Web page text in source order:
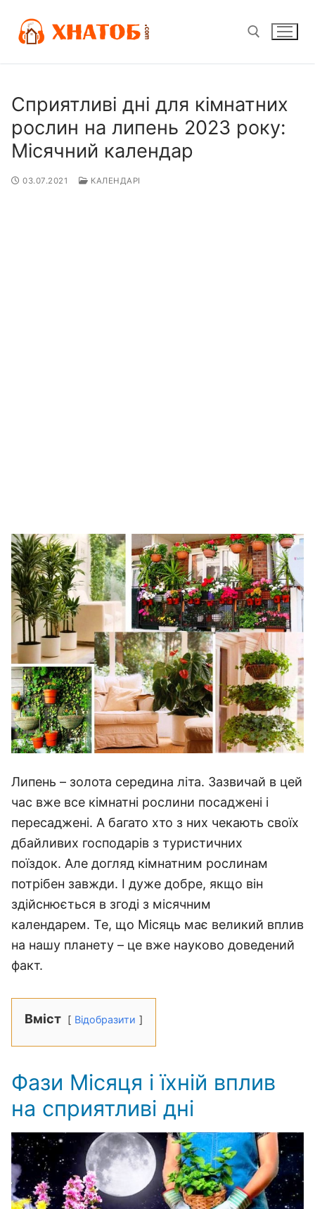
вмісту
Сприятливі дні для кімнатних
рослин на липень 2023 року:
Місячний календар
03.07.2021 КАЛЕНДАРІ
Липень – золота середина літа. Зазвичай в цей
час вже все кімнатні рослини посаджені і
пересаджені. А багато хто з них чекають своїх
дбайливих господарів з туристичних
поїздок. Але догляд кімнатним рослинам
потрібен завжди. І дуже добре, якщо він
здійснюється в згоді з місячним
календарем. Те, що Місяць має великий вплив
на нашу планету – це вже науково доведений
факт.
Вміст Відобразити
Фази Місяця і їхній вплив
на сприятливі дні